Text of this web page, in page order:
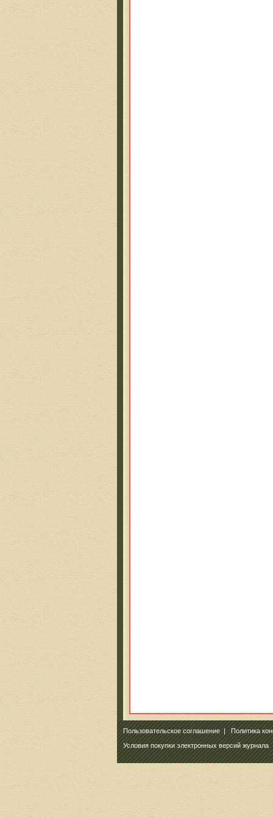
Пользовательское соглашение|Политика
Условия покупки электронных версий журнала